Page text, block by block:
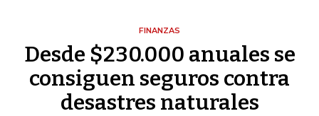
FINANZAS
Desde $230.000 anuales se
consiguen seguros contra
desastres naturales